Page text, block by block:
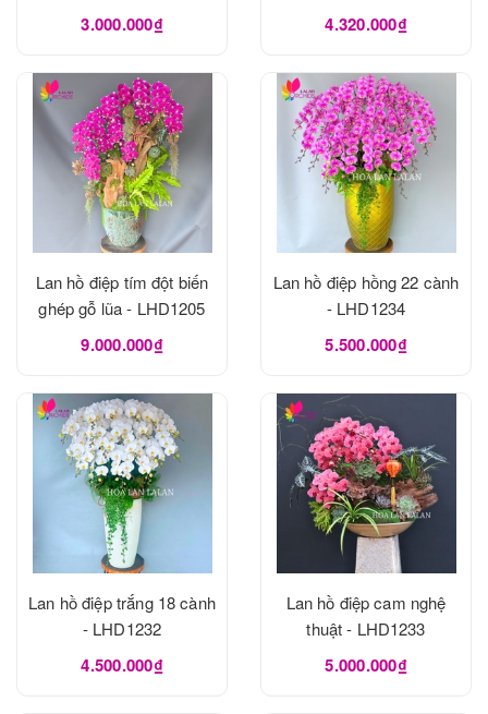
LHD1240
3.000.000₫ 4.320.000₫
Lan hồ điệp tím đột biến
ghép gỗ lũa - LHD1205
9.000.000₫
Lan hồ điệp hồng 22 cành
- LHD1234
5.500.000₫
Lan hồ điệp trắng 18 cành
- LHD1232
4.500.000₫
Lan hồ điệp cam nghệ
thuật - LHD1233
5.000.000₫